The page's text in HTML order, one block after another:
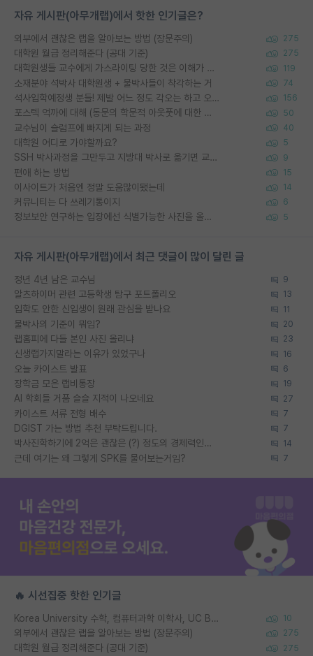
자유 게시판(아무개랩)에서 핫한 인기글은?
외부에서 괜찮은 랩을 알아보는 방법 (장문주의) 275
대학원 월급 정리해준다 (공대 기준) 275
대학원생들 교수에게 가스라이팅 당한 것은 이해가 갑니다. 안타깝네요. 119
소재분야 석박사 대학원생 + 물박사들이 착각하는 거 74
석사입학예정생 분들! 제발 어느 정도 각오는 하고 오세요. 156
포스텍 억까에 대해 (동문의 학문적 아웃풋에 대한 반박) 50
교수님이 슬럼프에 빠지게 되는 과정 40
대학원 어디로 가야할까요? 5
SSH 박사과정을 그만두고 지방대 박사로 옮기면 교수의 꿈은 끝일까요? 9
편애 하는 방법 15
이사이트가 처음엔 정말 도움많이됐는데 14
커뮤니티는 다 쓰레기통이지 6
정보보안 연구하는 입장에선 식별가능한 사진을 올리는건 비추이긴함 5
자유 게시판(아무개랩)에서 최근 댓글이 많이 달린 글
정년 4년 남은 교수님 9
알츠하이머 관련 고등학생 탐구 포트폴리오 13
입학도 안한 신입생이 원래 관심을 받나요 11
물박사의 기준이 뭐임? 20
랩홈피에 다들 본인 사진 올리냐 23
신생랩가지말라는 이유가 있었구나 16
오늘 카이스트 발표 6
장학금 모은 랩비통장 19
AI 학회들 거품 슬슬 지적이 나오네요 27
카이스트 서류 전형 배수 7
DGIST 가는 방법 추천 부탁드립니다. 7
박사진학하기에 2억은 괜찮은 (?) 정도의 경제력인가요 14
근데 여기는 왜 그렇게 SPK를 물어보는거임? 7
🔥 시선집중 핫한 인기글
Korea University 수학, 컴퓨터과학 이학사, UC Berkeley 산업공학 대학원 공학박사가 되는 것은 쉽지 않겠죠? 10
외부에서 괜찮은 랩을 알아보는 방법 (장문주의) 275
대학원 월급 정리해준다 (공대 기준) 275